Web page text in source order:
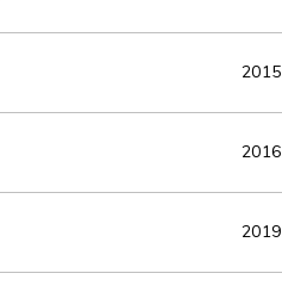
2015
2016
2019